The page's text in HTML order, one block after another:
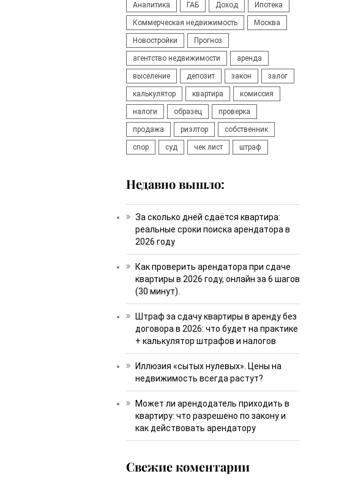
Аналитика ГАБ Доход Ипотека
Коммерческая недвижимость Москва
Новостройки Прогноз
агентство недвижимости аренда
выселение депозит закон залог
калькулятор квартира комиссия
налоги образец проверка
продажа риэлтор собственник
спор суд чек лист штраф
Недавно вышло:
За сколько дней сдаётся квартира:
реальные сроки поиска арендатора в
2026 году
Как проверить арендатора при сдаче
квартиры в 2026 году, онлайн за 6 шагов
(30 минут).
Штраф за сдачу квартиры в аренду без
договора в 2026: что будет на практике
+ калькулятор штрафов и налогов
Иллюзия «сытых нулевых». Цены на
недвижимость всегда растут?
Может ли арендодатель приходить в
квартиру: что разрешено по закону и
как действовать арендатору
Свежие коментарии